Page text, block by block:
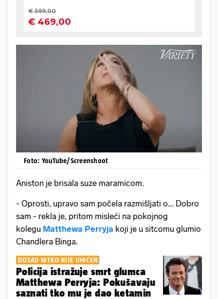
Foto: YouTube/Screenshoot
Aniston je brisala suze maramicom.
- Oprosti, upravo sam počela razmišljati o... Dobro
sam - rekla je, pritom misleći na pokojnog
kolegu Matthewa Perryja koji je u sitcomu glumio
Chandlera Binga.
DOSAD NITKO NIJE UHIĆEN
Policija istražuje smrt glumca
Matthewa Perryja: Pokušavaju
saznati tko mu je dao ketamin